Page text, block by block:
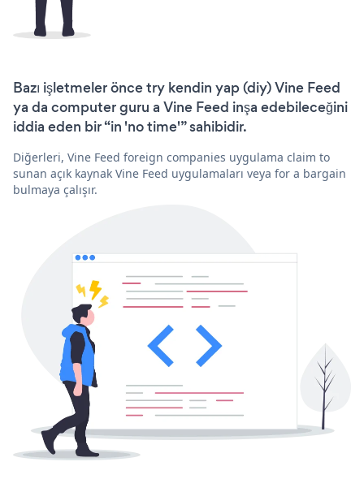
Bazı işletmeler önce try kendin yap (diy) Vine Feed
ya da computer guru a Vine Feed inşa edebileceğini
iddia eden bir “in 'no time'” sahibidir.
Diğerleri, Vine Feed foreign companies uygulama claim to
sunan açık kaynak Vine Feed uygulamaları veya for a bargain
bulmaya çalışır.